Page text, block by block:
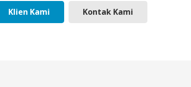
Klien Kami Kontak Kami